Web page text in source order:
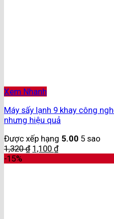
Xem Nhanh
Máy sấy lạnh 9 khay công
nhưng hiệu quả
Được xếp hạng 5.00 5 sao
1,320₫ 1,100 ₫
-15%